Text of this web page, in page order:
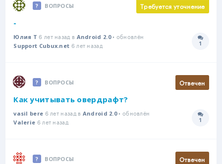
ВОПРОСЫ Требуется уточнение
-
Юлия Т 6 лет назад в Android 2.0• обновлён
Support Cubux.net 6 лет назад 1
ВОПРОСЫ Отвечен
Как учитывать овердрафт?
vasil bere 6 лет назад в Android 2.0• обновлён
Valerie 6 лет назад 1
ВОПРОСЫ Отвечен